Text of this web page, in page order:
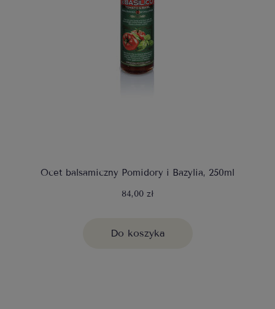
Ocet balsamiczny Pomidory i Bazylia, 250ml
84,00 zł
Do koszyka